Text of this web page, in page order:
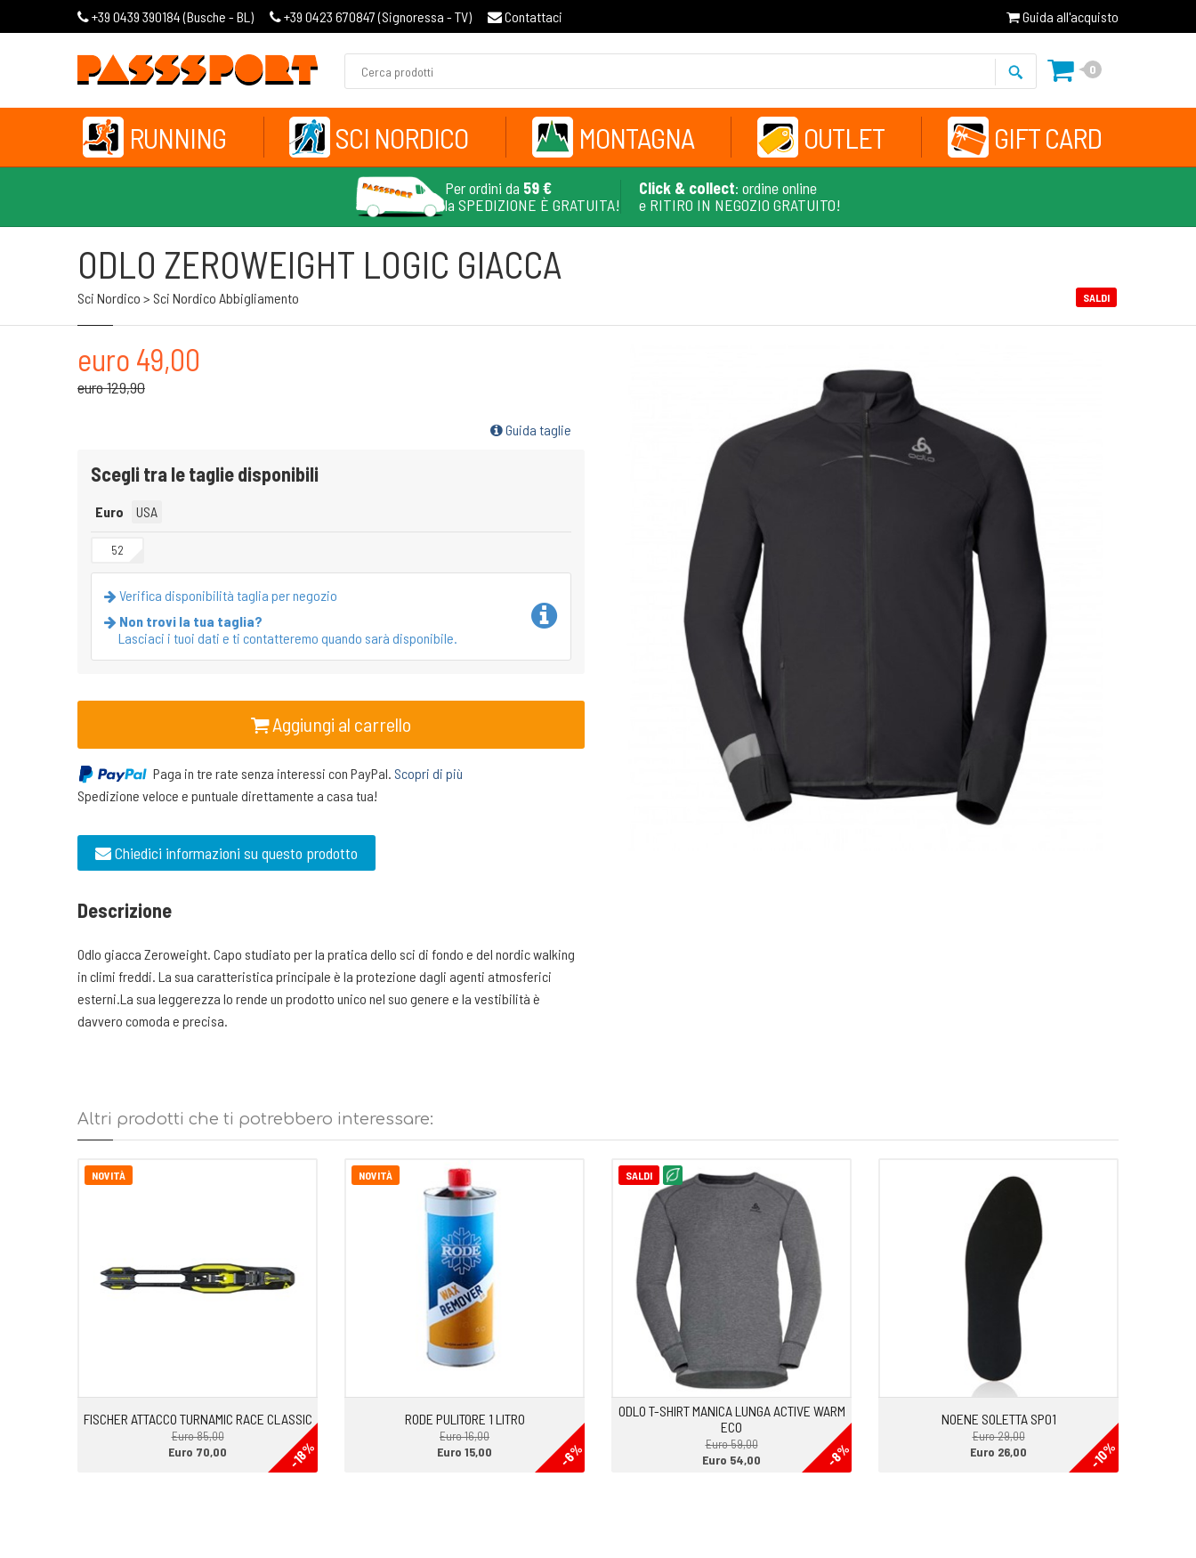
+39 0439 390184 (Busche - BL ) +39 0423 670847 (Signoressa - TV) Contattaci Guida all'acquisto
0
RUNNING SCI NORDICO MONTAGNA OUTLET GIFT CARD
Per ordini da 59 €
la SPEDIZIONE È GRATUITA!
Click & collect: ordine online
e RITIRO IN NEGOZIO GRATUITO!
ODLO ZEROWEIGHT LOGIC GIACCA
Sci Nordico > Sci Nordico Abbigliamento SALDI
euro 49,00
euro 129,90
Guida taglie
Scegli tra le taglie disponibili
Euro USA
52
Verifica disponibilità taglia per negozio
Non trovi la tua taglia?
Lasciaci i tuoi dati e ti contatteremo quando sarà disponibile.
Aggiungi al carrello
Paga in tre rate senza interessi con PayPal. Scopri di più
Spedizione veloce e puntuale direttamente a casa tua!
Chiedici informazioni su questo prodotto
Descrizione
Odlo giacca Zeroweight. Capo studiato per la pratica dello sci di fondo e del nordic walking
in climi freddi. La sua caratteristica principale è la protezione dagli agenti atmosferici
esterni.La sua leggerezza lo rende un prodotto unico nel suo genere e la vestibilità è
davvero comoda e precisa.
Altri prodotti che ti potrebbero interessare:
NOVITÀ
FISCHER ATTACCO TURNAMIC RACE CLASSIC
Euro 85,00
-18%
Euro 70,00
NOVITÀ
RODE PULITORE 1 LITRO
Euro 16,00
-6%
Euro 15,00
SALDI
ODLO T-SHIRT MANICA LUNGA ACTIVE WARM
ECO
Euro 59,00 -8%
Euro 54,00
NOENE SOLETTA SP01
Euro 29,00
-10%
Euro 26,00